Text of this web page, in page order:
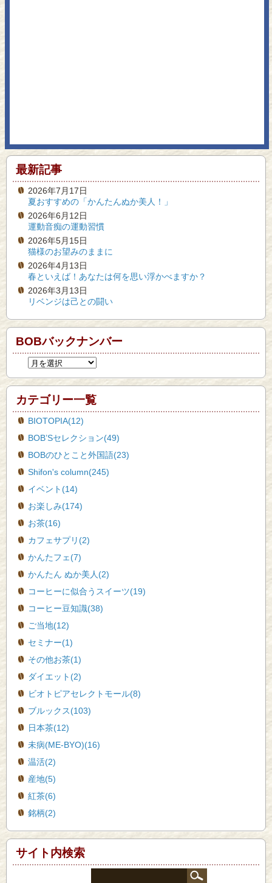
最新記事
2026年7月17日
夏おすすめの「かんたんぬか美人！」
2026年6月12日
運動音痴の運動習慣
2026年5月15日
猫様のお望みのままに
2026年4月13日
春といえば！あなたは何を思い浮かべますか？
2026年3月13日
リベンジは己との闘い
BOBバックナンバー
カテゴリー一覧
BIOTOPIA(12)
BOB’Sセレクション(49)
BOBのひとこと外国語(23)
Shifon's column(245)
イベント(14)
お楽しみ(174)
お茶(16)
カフェサプリ(2)
かんたフェ(7)
かんたん ぬか美人(2)
コーヒーに似合うスイーツ(19)
コーヒー豆知識(38)
ご当地(12)
セミナー(1)
その他お茶(1)
ダイエット(2)
ビオトピアセレクトモール(8)
ブルックス(103)
日本茶(12)
未病(ME-BYO)(16)
温活(2)
産地(5)
紅茶(6)
銘柄(2)
サイト内検索